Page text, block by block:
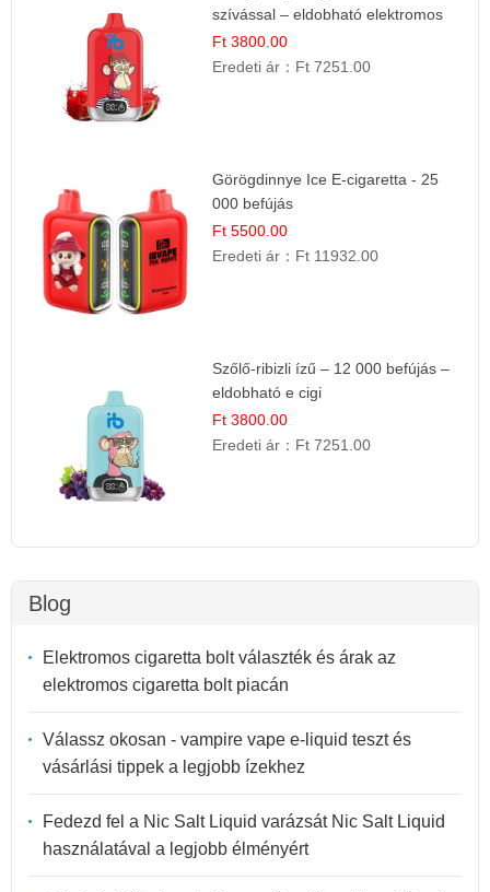
szívással – eldobható elektromos
cigi
Ft 3800.00
Eredeti ár： Ft 7251.00
Görögdinnye Ice E-cigaretta - 25
000 befújás
Ft 5500.00
Eredeti ár： Ft 11932.00
Szőlő-ribizli ízű – 12 000 befújás –
eldobható e cigi
Ft 3800.00
Eredeti ár： Ft 7251.00
Blog
Elektromos cigaretta bolt választék és árak az
elektromos cigaretta bolt piacán
Válassz okosan - vampire vape e-liquid teszt és
vásárlási tippek a legjobb ízekhez
Fedezd fel a Nic Salt Liquid varázsát Nic Salt Liquid
használatával a legjobb élményért